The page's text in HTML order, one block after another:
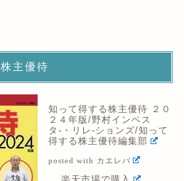
株主優待
知って得する株主優待 ２０
２４年版/野村インベス
タ-・リレ-ションズ/知って
得する株主優待編集部
posted with カエレバ